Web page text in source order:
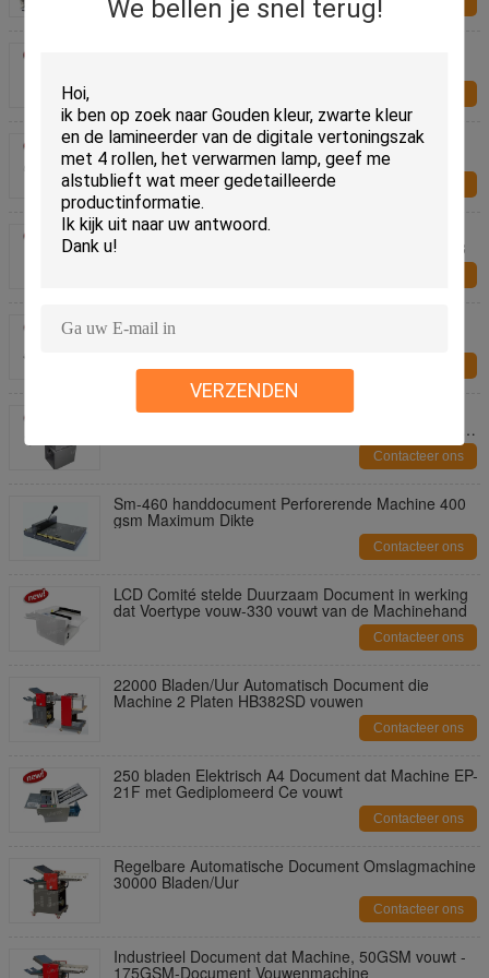
We bellen je snel terug!
VERZENDEN
Contacteer ons
De semi Automatische Verwisselbare Machine van
het Matrijzenponsen met Autouitwerping in een
Document Dienblad
Automatische Perfecte Elektrische Bindende
Machine, Document Bindend Materiaal S60CA4/A3
40 bladen/Min Elektrisch Document die Machine
vouw-335 met Gediplomeerd Ce vouwen
0.6mm/1.2mm /1.4mm Document Elektrische
Vouwende Machine met 5 Duim Touch screen vouw-
5335 Contacteer ons
Sm-460 handdocument Perforerende Machine 400
gsm Maximum Dikte
Contacteer ons
LCD Comité stelde Duurzaam Document in werking
dat Voertype vouw-330 vouwt van de Machinehand
Contacteer ons
22000 Bladen/Uur Automatisch Document die
Machine 2 Platen HB382SD vouwen
Contacteer ons
250 bladen Elektrisch A4 Document dat Machine EP-
21F met Gediplomeerd Ce vouwt
Contacteer ons
Regelbare Automatische Document Omslagmachine
30000 Bladen/Uur
Contacteer ons
Industrieel Document dat Machine, 50GSM vouwt -
175GSM-Document Vouwenmachine